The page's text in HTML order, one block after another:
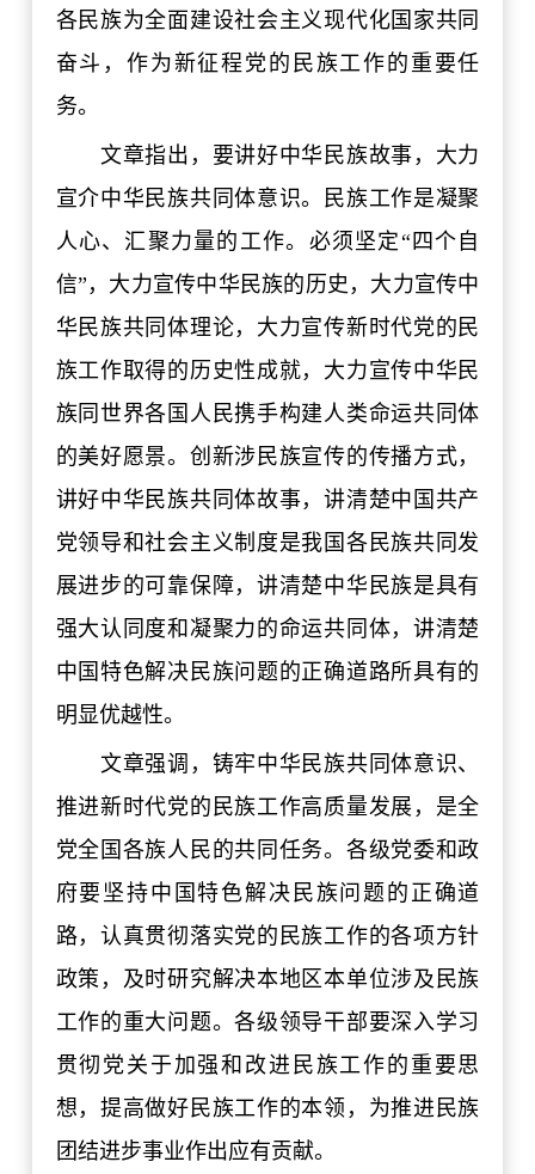
各民族为全面建设社会主义现代化国家共同
奋斗，作为新征程党的民族工作的重要任
务。
文章指出，要讲好中华民族故事，大力
宣介中华民族共同体意识。民族工作是凝聚
人心、汇聚力量的工作。必须坚定“四个自
信”，大力宣传中华民族的历史，大力宣传中
华民族共同体理论，大力宣传新时代党的民
族工作取得的历史性成就，大力宣传中华民
族同世界各国人民携手构建人类命运共同体
的美好愿景。创新涉民族宣传的传播方式，
讲好中华民族共同体故事，讲清楚中国共产
党领导和社会主义制度是我国各民族共同发
展进步的可靠保障，讲清楚中华民族是具有
强大认同度和凝聚力的命运共同体，讲清楚
中国特色解决民族问题的正确道路所具有的
明显优越性。
文章强调，铸牢中华民族共同体意识、
推进新时代党的民族工作高质量发展，是全
党全国各族人民的共同任务。各级党委和政
府要坚持中国特色解决民族问题的正确道
路，认真贯彻落实党的民族工作的各项方针
政策，及时研究解决本地区本单位涉及民族
工作的重大问题。各级领导干部要深入学习
贯彻党关于加强和改进民族工作的重要思
想，提高做好民族工作的本领，为推进民族
团结进步事业作出应有贡献。